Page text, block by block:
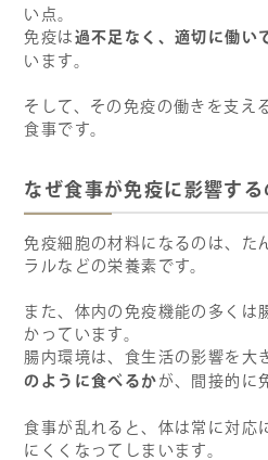
い点。
免疫は 過不足なく、適切に働い
います。
そして、その免疫の働きを支え
食事です。
なぜ食事が免疫に影響する
免疫細胞の材料になるのは、た
ラルなどの栄養素です。
また、体内の免疫機能の多くは
かっています。
腸内環境は、食生活の影響を大
のように食べるか が、間接的に
食事が乱れると、体は常に対応
にくくなってしまいます。